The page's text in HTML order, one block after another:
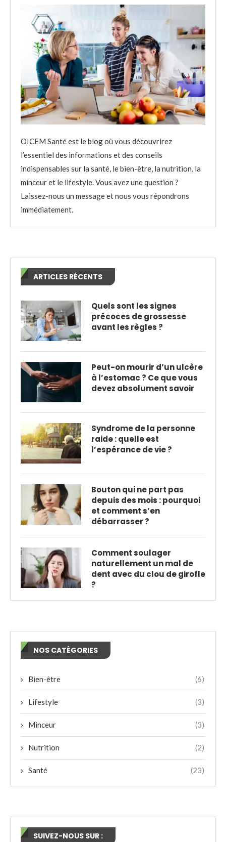
OICEM Santé est le blog où vous découvrirez
l’essentiel des informations et des conseils
indispensables sur la santé, le bien-être, la nutrition, la
minceur et le lifestyle. Vous avez une question ?
Laissez-nous un message et nous vous répondrons
immédiatement.
ARTICLES RÉCENTS
Quels sont les signes
précoces de grossesse
avant les règles ?
Peut-on mourir d’un ulcère
à l’estomac ? Ce que vous
devez absolument savoir
Syndrome de la personne
raide : quelle est
l’espérance de vie ?
Bouton qui ne part pas
depuis des mois : pourquoi
et comment s’en
débarrasser ?
Comment soulager
naturellement un mal de
dent avec du clou de girofle
?
NOS CATÉGORIES
Bien-être (6)
Lifestyle (3)
Minceur (3)
Nutrition (2)
Santé (23)
SUIVEZ-NOUS SUR :